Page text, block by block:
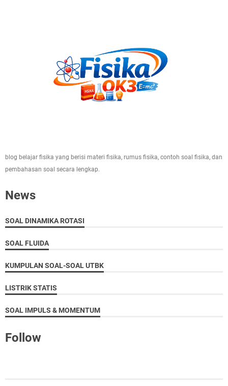
blog belajar fisika yang berisi materi fisika, rumus fisika, contoh soal fisika, dan
pembahasan soal secara lengkap.
News
SOAL DINAMIKA ROTASI
SOAL FLUIDA
KUMPULAN SOAL-SOAL UTBK
LISTRIK STATIS
SOAL IMPULS & MOMENTUM
Follow